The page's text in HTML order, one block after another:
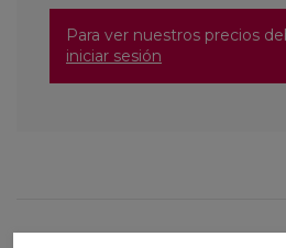
Para ver nuestros precios
iniciar sesión